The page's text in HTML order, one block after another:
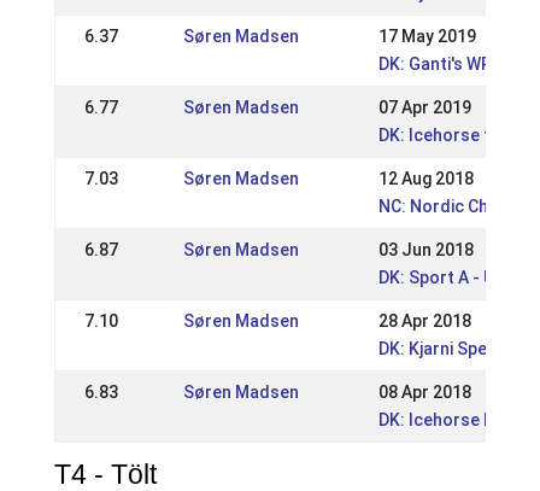
6.37 Søren Madsen
17 May 2019
DK: Ganti's WRL
6.77 Søren Madsen
07 Apr 2019
DK: Icehorse
7.03 Søren Madsen
12 Aug 2018
NC: Nordic
6.87 Søren Madsen
03 Jun 2018
DK: Sport A -
7.10 Søren Madsen
28 Apr 2018
DK: Kjarni Special
6.83 Søren Madsen
08 Apr 2018
DK: Icehorse
T4 - Tölt